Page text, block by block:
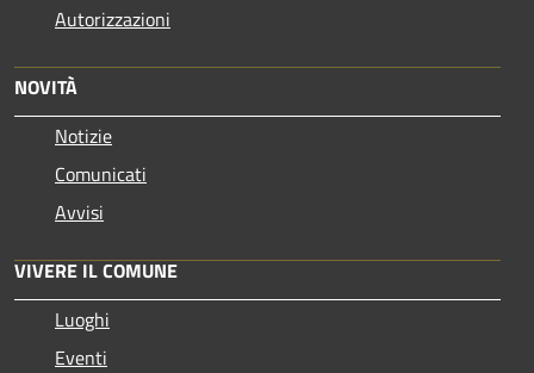
Autorizzazioni
NOVITÀ
Notizie
Comunicati
Avvisi
VIVERE IL COMUNE
Luoghi
Eventi